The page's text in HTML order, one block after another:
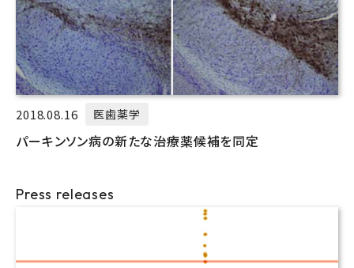
2018.08.16 医歯薬学
パーキンソン病の新たな治療薬候補を同定
Press releases